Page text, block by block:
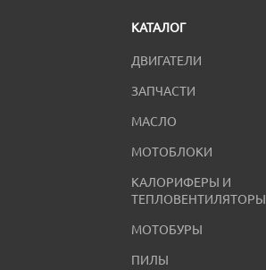
КАТАЛОГ
ДВИГАТЕЛИ
ЗАПЧАСТИ
МАСЛО
МОТОБЛОКИ
КАЛОРИФЕРЫ И
ТЕПЛОВЕНТИЛЯТОРЫ
МОТОБУРЫ
ПИЛЫ